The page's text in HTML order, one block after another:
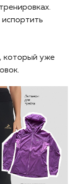
который уже